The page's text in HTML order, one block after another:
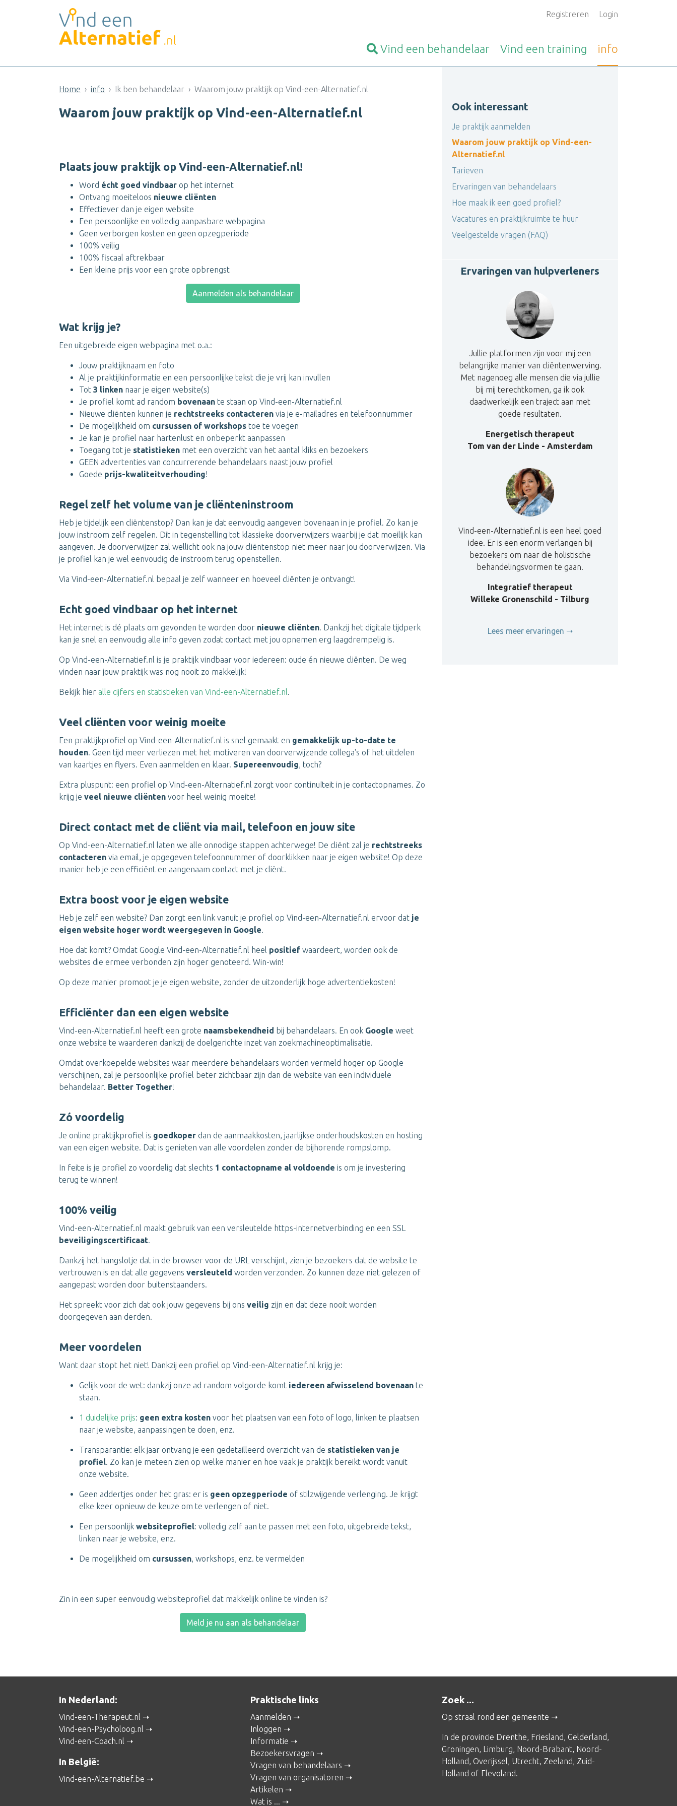
Registreren Login
Vind een behandelaar Vind een training info
Home info Ik ben behandelaar Waarom jouw praktijk op Vind-een-Alternatief.nl
Waarom jouw praktijk op Vind-een-Alternatief.nl
Plaats jouw praktijk op Vind-een-Alternatief.nl!
Word écht goed vindbaar op het internet
Ontvang moeiteloos nieuwe cliënten
Effectiever dan je eigen website
Een persoonlijke en volledig aanpasbare webpagina
Geen verborgen kosten en geen opzegperiode
100% veilig
100% fiscaal aftrekbaar
Een kleine prijs voor een grote opbrengst
Aanmelden als behandelaar
Wat krijg je?
Een uitgebreide eigen webpagina met o.a.:
Jouw praktijknaam en foto
Al je praktijkinformatie en een persoonlijke tekst die je vrij kan invullen
Tot 3 linken naar je eigen website(s)
Je profiel komt ad random bovenaan te staan op Vind-een-Alternatief.nl
Nieuwe cliënten kunnen je rechtstreeks contacteren via je e-mailadres en telefoonnummer
De mogelijkheid om cursussen of workshops toe te voegen
Je kan je profiel naar hartenlust en onbeperkt aanpassen
Toegang tot je statistieken met een overzicht van het aantal kliks en bezoekers
GEEN advertenties van concurrerende behandelaars naast jouw profiel
Goede prijs-kwaliteitverhouding!
Regel zelf het volume van je cliënteninstroom
Heb je tijdelijk een cliëntenstop? Dan kan je dat eenvoudig aangeven bovenaan in je profiel. Zo kan je
jouw instroom zelf regelen. Dit in tegenstelling tot klassieke doorverwijzers waarbij je dat moeilijk kan
aangeven. Je doorverwijzer zal wellicht ook na jouw cliëntenstop niet meer naar jou doorverwijzen. Via
je profiel kan je wel eenvoudig de instroom terug openstellen.
Via Vind-een-Alternatief.nl bepaal je zelf wanneer en hoeveel cliënten je ontvangt!
Echt goed vindbaar op het internet
Het internet is dé plaats om gevonden te worden door nieuwe cliënten. Dankzij het digitale tijdperk
kan je snel en eenvoudig alle info geven zodat contact met jou opnemen erg laagdrempelig is.
Op Vind-een-Alternatief.nl is je praktijk vindbaar voor iedereen: oude én nieuwe cliënten. De weg
vinden naar jouw praktijk was nog nooit zo makkelijk!
Bekijk hier alle cijfers en statistieken van Vind-een-Alternatief.nl.
Veel cliënten voor weinig moeite
Een praktijkprofiel op Vind-een-Alternatief.nl is snel gemaakt en gemakkelijk up-to-date te
houden. Geen tijd meer verliezen met het motiveren van doorverwijzende collega's of het uitdelen
van kaartjes en flyers. Even aanmelden en klaar. Supereenvoudig, toch?
Extra pluspunt: een profiel op Vind-een-Alternatief.nl zorgt voor continuïteit in je contactopnames. Zo
krijg je veel nieuwe cliënten voor heel weinig moeite!
Direct contact met de cliënt via mail, telefoon en jouw site
Op Vind-een-Alternatief.nl laten we alle onnodige stappen achterwege! De cliënt zal je rechtstreeks
contacteren via email, je opgegeven telefoonnummer of doorklikken naar je eigen website! Op deze
manier heb je een efficiënt en aangenaam contact met je cliënt.
Extra boost voor je eigen website
Heb je zelf een website? Dan zorgt een link vanuit je profiel op Vind-een-Alternatief.nl ervoor dat je
eigen website hoger wordt weergegeven in Google.
Hoe dat komt? Omdat Google Vind-een-Alternatief.nl heel positief waardeert, worden ook de
websites die ermee verbonden zijn hoger genoteerd. Win-win!
Op deze manier promoot je je eigen website, zonder de uitzonderlijk hoge advertentiekosten!
Efficiënter dan een eigen website
Vind-een-Alternatief.nl heeft een grote naamsbekendheid bij behandelaars. En ook Google weet
onze website te waarderen dankzij de doelgerichte inzet van zoekmachineoptimalisatie.
Omdat overkoepelde websites waar meerdere behandelaars worden vermeld hoger op Google
verschijnen, zal je persoonlijke profiel beter zichtbaar zijn dan de website van een individuele
behandelaar. Better Together!
Zó voordelig
Je online praktijkprofiel is goedkoper dan de aanmaakkosten, jaarlijkse onderhoudskosten en hosting
van een eigen website. Dat is genieten van alle voordelen zonder de bijhorende rompslomp.
In feite is je profiel zo voordelig dat slechts 1 contactopname al voldoende is om je investering
terug te winnen!
100% veilig
Vind-een-Alternatief.nl maakt gebruik van een versleutelde https-internetverbinding en een SSL
beveiligingscertificaat.
Dankzij het hangslotje dat in de browser voor de URL verschijnt, zien je bezoekers dat de website te
vertrouwen is en dat alle gegevens versleuteld worden verzonden. Zo kunnen deze niet gelezen of
aangepast worden door buitenstaanders.
Het spreekt voor zich dat ook jouw gegevens bij ons veilig zijn en dat deze nooit worden
doorgegeven aan derden.
Meer voordelen
Want daar stopt het niet! Dankzij een profiel op Vind-een-Alternatief.nl krijg je:
Gelijk voor de wet: dankzij onze ad random volgorde komt iedereen afwisselend bovenaan te
staan.
1 duidelijke prijs: geen extra kosten voor het plaatsen van een foto of logo, linken te plaatsen
naar je website, aanpassingen te doen, enz.
Transparantie: elk jaar ontvang je een gedetailleerd overzicht van de statistieken van je
profiel. Zo kan je meteen zien op welke manier en hoe vaak je praktijk bereikt wordt vanuit
onze website.
Geen addertjes onder het gras: er is geen opzegperiode of stilzwijgende verlenging. Je krijgt
elke keer opnieuw de keuze om te verlengen of niet.
Een persoonlijk websiteprofiel: volledig zelf aan te passen met een foto, uitgebreide tekst,
linken naar je website, enz.
De mogelijkheid om cursussen, workshops, enz. te vermelden
Zin in een super eenvoudig websiteprofiel dat makkelijk online te vinden is?
Meld je nu aan als behandelaar
Ook interessant
Je praktijk aanmelden
Waarom jouw praktijk op Vind-een-
Alternatief.nl
Tarieven
Ervaringen van behandelaars
Hoe maak ik een goed profiel?
Vacatures en praktijkruimte te huur
Veelgestelde vragen (FAQ)
Ervaringen van hulpverleners
Jullie platformen zijn voor mij een
belangrijke manier van cliëntenwerving.
Met nagenoeg alle mensen die via jullie
bij mij terechtkomen, ga ik ook
daadwerkelijk een traject aan met
goede resultaten.
Energetisch therapeut
Tom van der Linde - Amsterdam
Vind-een-Alternatief.nl is een heel goed
idee. Er is een enorm verlangen bij
bezoekers om naar die holistische
behandelingsvormen te gaan.
Integratief therapeut
Willeke Gronenschild - Tilburg
Lees meer ervaringen
In Nederland:
Vind-een-Therapeut.nl
Vind-een-Psycholoog.nl
Vind-een-Coach.nl
In België:
Vind-een-Alternatief.be
Praktische links
Aanmelden
Inloggen
Informatie
Bezoekersvragen
Vragen van behandelaars
Vragen van organisatoren
Artikelen
Wat is ...
Zoek ...
Op straal rond een gemeente
In de provincie Drenthe, Friesland, Gelderland,
Groningen, Limburg, Noord-Brabant, Noord-
Holland, Overijssel, Utrecht, Zeeland, Zuid-
Holland of Flevoland.